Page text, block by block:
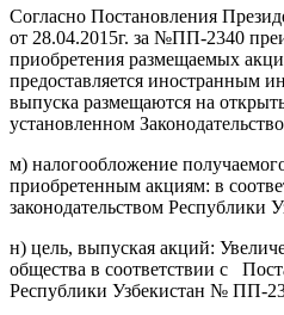
Согласно Постановления
от 28.04.2015г. за №ПП-2340
приобретения размещаемых
предоставляется иностранным
выпуска размещаются на
установленном
м) налогообложение
приобретенным акциям: в
законодательством Республики
н) цель, выпуская акций:
общества в соответствии с
Республики Узбекистан № ПП-